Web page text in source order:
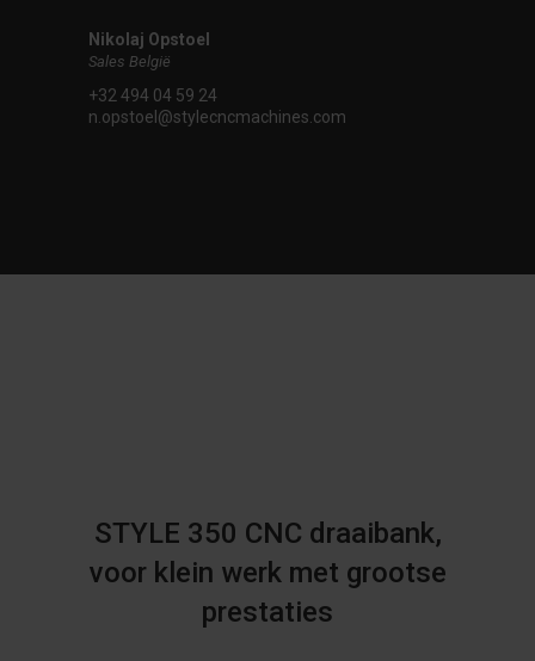
Nikolaj Opstoel
Sales België
+32 494 04 59 24
n.opstoel@stylecncmachines.com
STYLE 350 CNC draaibank,
voor klein werk met grootse
prestaties